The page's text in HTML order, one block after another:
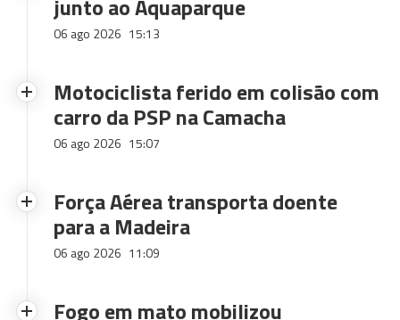
junto ao Aquaparque
06 ago 2026 15:13
Motociclista ferido em colisão com
carro da PSP na Camacha
06 ago 2026 15:07
Força Aérea transporta doente
para a Madeira
06 ago 2026 11:09
Fogo em mato mobilizou